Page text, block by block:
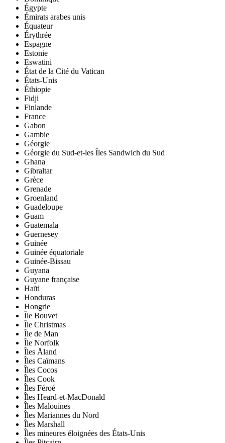
Égypte
Émirats arabes unis
Équateur
Érythrée
Espagne
Estonie
Eswatini
État de la Cité du Vatican
États-Unis
Éthiopie
Fidji
Finlande
France
Gabon
Gambie
Géorgie
Géorgie du Sud-et-les Îles Sandwich du Sud
Ghana
Gibraltar
Grèce
Grenade
Groenland
Guadeloupe
Guam
Guatemala
Guernesey
Guinée
Guinée équatoriale
Guinée-Bissau
Guyana
Guyane française
Haïti
Honduras
Hongrie
Île Bouvet
Île Christmas
Île de Man
Île Norfolk
Îles Åland
Îles Caïmans
Îles Cocos
Îles Cook
Îles Féroé
Îles Heard-et-MacDonald
Îles Malouines
Îles Mariannes du Nord
Îles Marshall
Îles mineures éloignées des États-Unis